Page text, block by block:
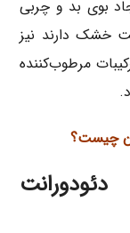
بوی بد و چربی
خشک دارند نیز
مرطوب‌کننده
چیست؟